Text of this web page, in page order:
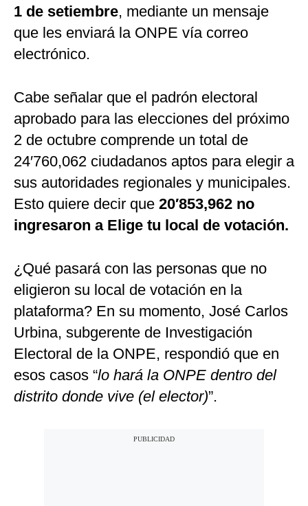
1 de setiembre, mediante un mensaje
que les enviará la ONPE vía correo
electrónico.
Cabe señalar que el padrón electoral
aprobado para las elecciones del próximo
2 de octubre comprende un total de
24′760,062 ciudadanos aptos para elegir a
sus autoridades regionales y municipales.
Esto quiere decir que 20′853,962 no
ingresaron a Elige tu local de votación.
¿Qué pasará con las personas que no
eligieron su local de votación en la
plataforma? En su momento, José Carlos
Urbina, subgerente de Investigación
Electoral de la ONPE, respondió que en
esos casos “lo hará la ONPE dentro del
distrito donde vive (el elector)”.